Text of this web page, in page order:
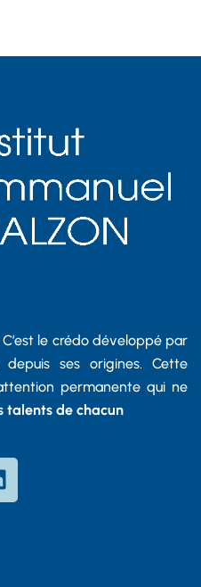
C’est le crédo développé par
depuis ses origines. Cette
permanente qui ne
talents de chacun